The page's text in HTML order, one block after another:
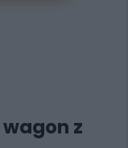
z